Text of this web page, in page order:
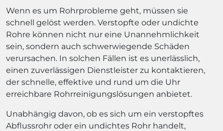
Wenn es um Rohrprobleme geht, müssen sie
schnell gelöst werden. Verstopfte oder undichte
Rohre können nicht nur eine Unannehmlichkeit
sein, sondern auch schwerwiegende Schäden
verursachen. In solchen Fällen ist es unerlässlich,
einen zuverlässigen Dienstleister zu kontaktieren,
der schnelle, effektive und rund um die Uhr
erreichbare Rohrreinigungslösungen anbietet.
Unabhängig davon, ob es sich um ein verstopftes
Abflussrohr oder ein undichtes Rohr handelt,